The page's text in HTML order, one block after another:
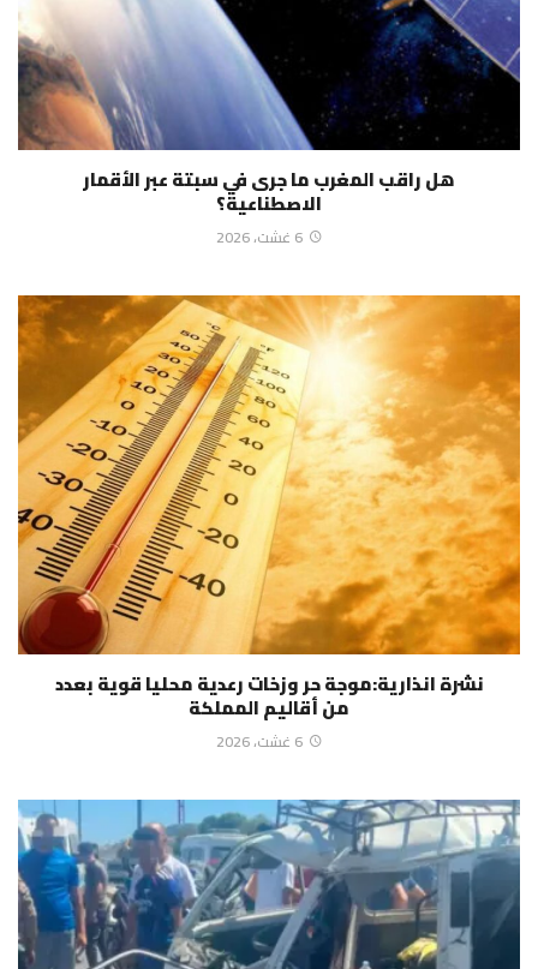
هل راقب المغرب ما جرى في سبتة عبر الأقمار
الاصطناعية؟
6 غشت، 2026
نشرة انذارية:موجة حر وزخات رعدية محليا قوية بعدد
من أقاليم المملكة
6 غشت، 2026